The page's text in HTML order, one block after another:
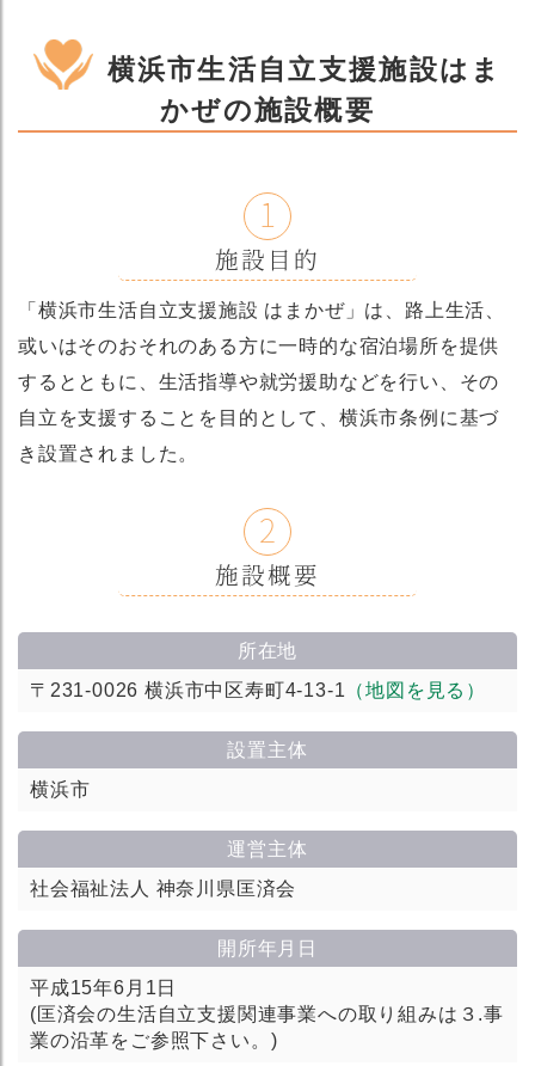
横浜市生活自立支援施設はま
かぜの施設概要
1
施設目的
「横浜市生活自立支援施設 はまかぜ」は、路上生活、
或いはそのおそれのある方に一時的な宿泊場所を提供
するとともに、生活指導や就労援助などを行い、その
自立を支援することを目的として、横浜市条例に基づ
き設置されました。
2
施設概要
所在地
〒231-0026 横浜市中区寿町4-13-1 （地図を見る）
設置主体
横浜市
運営主体
社会福祉法人 神奈川県匡済会
開所年月日
平成15年6月1日
(匡済会の生活自立支援関連事業への取り組みは３.事
業の沿革をご参照下さい。)